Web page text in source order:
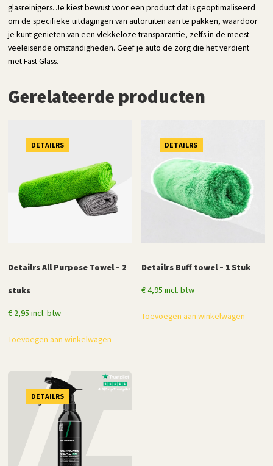
glasreinigers. Je kiest bewust voor een product dat is geoptimaliseerd
om de specifieke uitdagingen van autoruiten aan te pakken, waardoor
je kunt genieten van een vlekkeloze transparantie, zelfs in de meest
veeleisende omstandigheden. Geef je auto de zorg die het verdient
met Fast Glass.
Gerelateerde producten
DETAILRS
Detailrs All Purpose Towel – 2
stuks
€ 2,95 incl. btw
Toevoegen aan winkelwagen
DETAILRS
Detailrs Buff towel – 1 Stuk
€4,95 incl. btw
Toevoegen aan winkelwagen
DETAILRS